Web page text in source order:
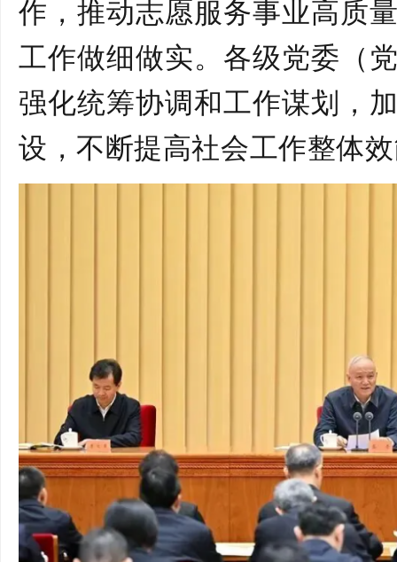
作，推动志愿服务事业高质
工作做细做实。各级党委（
强化统筹协调和工作谋划，
设，不断提高社会工作整体